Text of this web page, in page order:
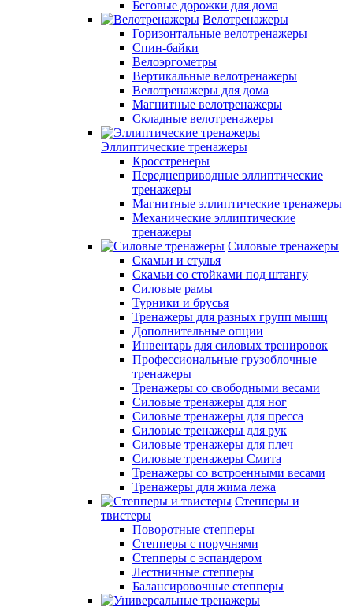
Беговые дорожки для дома
Велотренажеры
Горизонтальные велотренажеры
Спин-байки
Велоэргометры
Вертикальные велотренажеры
Велотренажеры для дома
Магнитные велотренажеры
Складные велотренажеры
Эллиптические тренажеры
Кросстренеры
Переднеприводные эллиптические
тренажеры
Магнитные эллиптические тренажеры
Механические эллиптические
тренажеры
Силовые тренажеры
Скамьи и стулья
Скамьи со стойками под штангу
Силовые рамы
Турники и брусья
Тренажеры для разных групп мышц
Дополнительные опции
Инвентарь для силовых тренировок
Профессиональные грузоблочные
тренажеры
Тренажеры со свободными весами
Силовые тренажеры для ног
Силовые тренажеры для пресса
Силовые тренажеры для рук
Силовые тренажеры для плеч
Силовые тренажеры Смита
Тренажеры со встроенными весами
Тренажеры для жима лежа
Степперы и
твистеры
Поворотные степперы
Степперы с поручнями
Степперы с эспандером
Лестничные степперы
Балансировочные степперы